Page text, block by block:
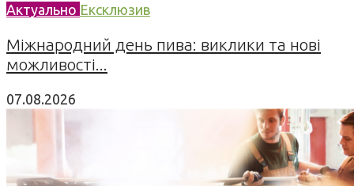
Актуально Ексклюзив
Міжнародний день пива: виклики та нові
можливості...
07.08.2026